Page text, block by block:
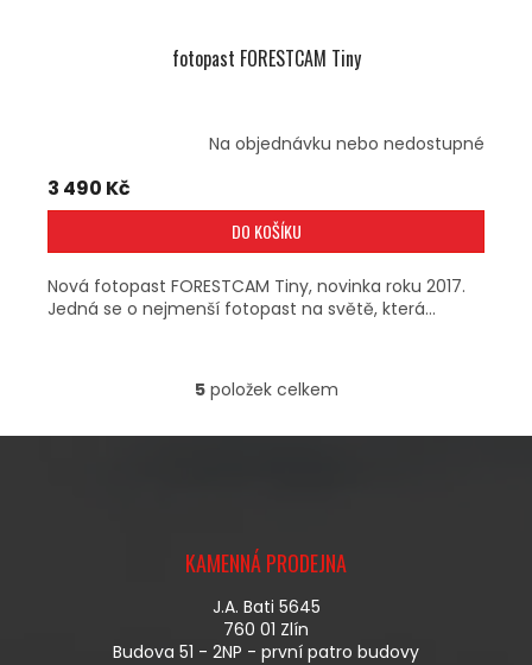
fotopast FORESTCAM Tiny
Na objednávku nebo nedostupné
3 490 Kč
DO KOŠÍKU
Nová fotopast FORESTCAM Tiny, novinka roku 2017.
Jedná se o nejmenší fotopast na světě, která...
O
L
Í
P
R
V
K
5položek celkem
KAMENNÁ PRODEJNA
J.A. Bati 5645
760 01 Zlín
Budova 51 - 2NP - první patro budovy